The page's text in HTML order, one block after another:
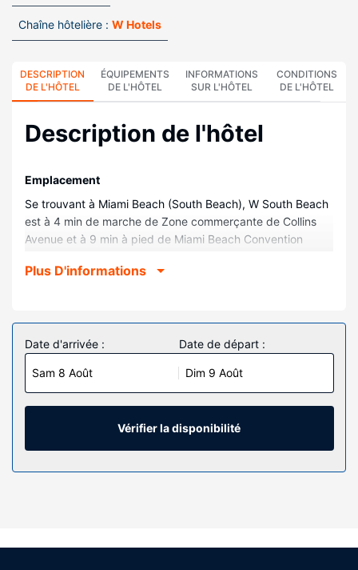
Chaîne hôtelière : W Hotels
DESCRIPTION
DE L'HÔTEL
ÉQUIPEMENTS
DE L'HÔTEL
INFORMATIONS
SUR L'HÔTEL
CONDITIONS
DE L'HÔTEL
Description de l'hôtel
Emplacement
Se trouvant à Miami Beach (South Beach), W South Beach
est à 4 min de marche de Zone commerçante de Collins
Avenue et à 9 min à pied de Miami Beach Convention
de Ocean Drive et à 1,9 km de Centre commercial Lincoln
Les 350 chambres climatisées de l'hébergement vous
invitent à la détente et comprennent un réfrigérateur et un
micro-ondes. Les chambres sont dotées d'un balcon. Une
télévision LCD 37 pouces avec chaînes par câble assure
votre divertissement et l'accès à Internet (par câble) en
supplément vous permet de rester en contact avec le
reste du monde. Les salles de bain comprennent des
du visage, et permettez qu'on prenne soin de vous.
Plus D'informations
Date d'arrivée :
Sam 8 Août
Date de départ :
Dim 9 Août
Vérifier la disponibilité